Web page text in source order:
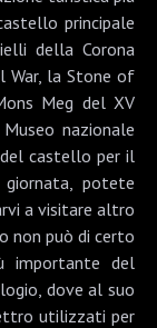
principale
della Corona
War, la Stone of
Meg del XV
nazionale
castello per il
potete
a visitare altro
non può di certo
importante del
dove al suo
utilizzati per